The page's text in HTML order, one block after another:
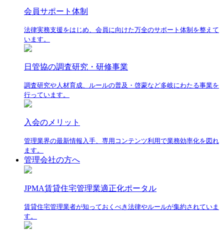
会員サポート体制
法律実務支援をはじめ、会員に向けた万全のサポート体制を整えて
います。
日管協の調査研究・研修事業
調査研究や人材育成、ルールの普及・啓蒙など多岐にわたる事業を
行っています。
入会のメリット
管理業界の最新情報入手、専用コンテンツ利用で業務効率化を図れ
ます。
管理会社の方へ
JPMA賃貸住宅管理業適正化ポータル
賃貸住宅管理業者が知っておくべき法律やルールが集約されていま
す。